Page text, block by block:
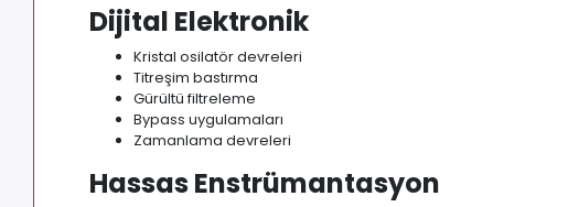
Dijital Elektronik
Kristal osilatör devreleri
Titreşim bastırma
Gürültü filtreleme
Bypass uygulamaları
Zamanlama devreleri
Hassas Enstrümantasyon